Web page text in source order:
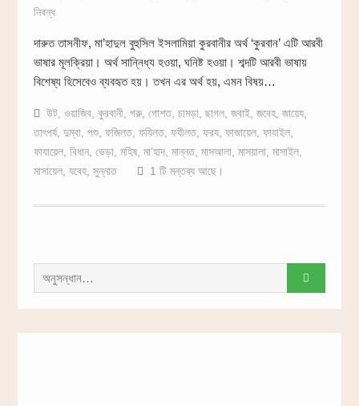
নিবন্ধ
দারুত তাসনীফ, মা’হাদুল বুহুসিল ইসলামিয়া কুরবানীর অর্থ ‘কুরবান’ এটি আরবী
ভাষার মূলক্রিয়া। অর্থ সান্নিধ্য হওয়া, ঘনিষ্ট হওয়া। শব্দটি আরবী ভাষায়
বিশেষ্য হিসেবেও ব্যবহৃত হয়। তখন এর অর্থ হয়, এমন বিষয়…
উট, ওয়াজিব, কুরবানী, গরু, গোশত, চামড়া, ছাগল, জবাই, জবেহ, জায়েয,
তাৎপর্য, দুম্বা, পশু, ফজিলত, ফযিলত, ফযীলত, ফরয, ফাজায়েল, ফাযাইল,
ফাযায়েল, বিধান, ভেড়া, মহিষ, মা’হাদ, মান্নত, মাসআলা, মাসয়ালা, মাসাইল,
মাসায়েল, যবেহ, সুন্নাত 1 টি মন্তব্য আছে।
করাঃ